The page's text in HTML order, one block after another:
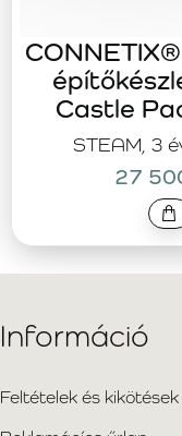
STEAM, 3
Castle
27
Információ
Feltételek és kikötések